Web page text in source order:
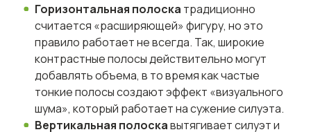
Горизонтальная полоска традиционно
считается «расширяющей» фигуру, но это
правило работает не всегда. Так, широкие
контрастные полосы действительно могут
добавлять объема, в то время как частые
тонкие полосы создают эффект «визуального
шума», который работает на сужение силуэта.
Вертикальная полоскавытягивает силуэт и